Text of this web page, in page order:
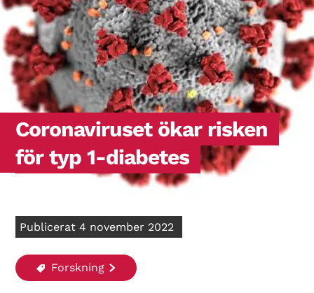
GRATIS DIABETESPRODUKTER
Blodsockerkollen
Coronaviruset ökar risken
för typ 1-diabetes
Publicerat 4 november 2022
Forskning